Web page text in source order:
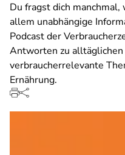
Du fragst dich
allem unabhängige
Podcast der
Antworten zu alltäglichen
verbraucherrelevante
Ernährung.